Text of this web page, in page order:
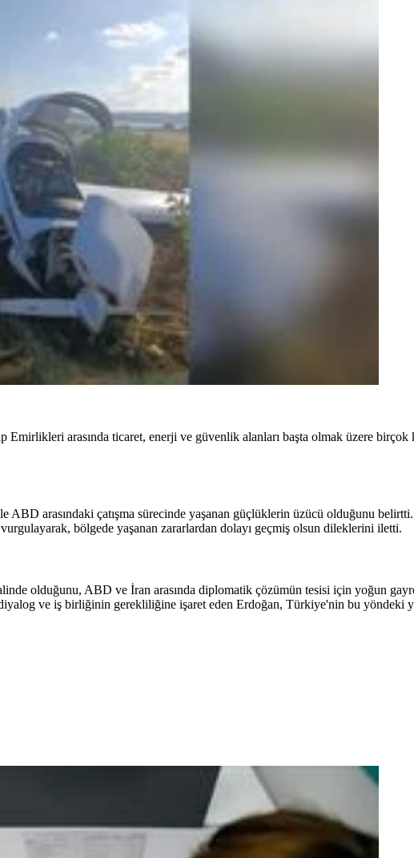
arasında ticaret, enerji ve güvenlik alanları başta olmak üzere
ABD arasındaki çatışma sürecinde yaşanan güçlüklerin üzücü olduğunu
bölgede yaşanan zararlardan dolayı geçmiş olsun dileklerini iletti.
olduğunu, ABD ve İran arasında diplomatik çözümün tesisi için yoğun
ve iş birliğinin gerekliliğine işaret eden Erdoğan, Türkiye'nin bu yöndeki